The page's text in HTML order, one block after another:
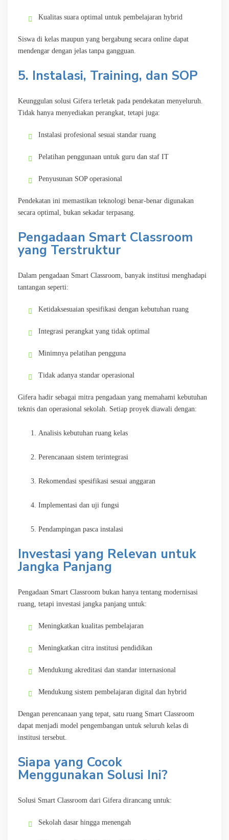
Kualitas suara optimal untuk pembelajaran hybrid
Siswa di kelas maupun yang bergabung secara online dapat
mendengar dengan jelas tanpa gangguan.
5. Instalasi, Training, dan SOP
Keunggulan solusi Gifera terletak pada pendekatan menyeluruh.
Tidak hanya menyediakan perangkat, tetapi juga:
Instalasi profesional sesuai standar ruang
Pelatihan penggunaan untuk guru dan staf IT
Penyusunan SOP operasional
Pendekatan ini memastikan teknologi benar-benar digunakan
secara optimal, bukan sekadar terpasang.
Pengadaan Smart Classroom
yang Terstruktur
Dalam pengadaan Smart Classroom, banyak institusi menghadapi
tantangan seperti:
Ketidaksesuaian spesifikasi dengan kebutuhan ruang
Integrasi perangkat yang tidak optimal
Minimnya pelatihan pengguna
Tidak adanya standar operasional
Gifera hadir sebagai mitra pengadaan yang memahami kebutuhan
teknis dan operasional sekolah. Setiap proyek diawali dengan:
Analisis kebutuhan ruang kelas
Perencanaan sistem terintegrasi
Rekomendasi spesifikasi sesuai anggaran
Implementasi dan uji fungsi
Pendampingan pasca instalasi
Investasi yang Relevan untuk
Jangka Panjang
Pengadaan Smart Classroom bukan hanya tentang modernisasi
ruang, tetapi investasi jangka panjang untuk:
Meningkatkan kualitas pembelajaran
Meningkatkan citra institusi pendidikan
Mendukung akreditasi dan standar internasional
Mendukung sistem pembelajaran digital dan hybrid
Dengan perencanaan yang tepat, satu ruang Smart Classroom
dapat menjadi model pengembangan untuk seluruh kelas di
institusi tersebut.
Siapa yang Cocok
Menggunakan Solusi Ini?
Solusi Smart Classroom dari Gifera dirancang untuk:
Sekolah dasar hingga menengah